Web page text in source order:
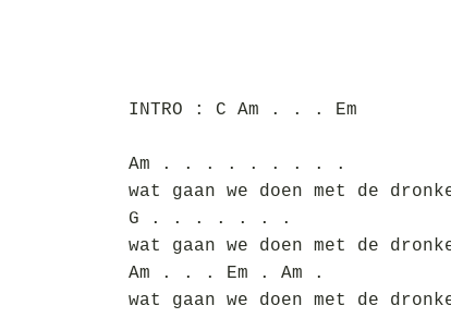
INTRO : C Am . . . Em
Am . . . . . . . . .
wat gaan we doen met de
G . . . . . . .
wat gaan we doen met de
Am . . . Em . Am .
wat gaan we doen met de